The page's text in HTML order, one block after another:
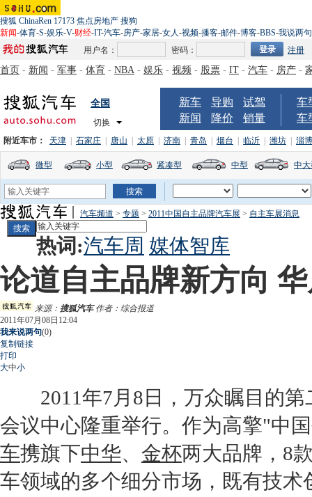
搜狐 ChinaRen 17173 焦点房地产 搜狗
新闻-体育-S-娱乐-V-财经-IT-汽车-房产-家居-女人-视频-播客-邮件-博客-BBS-我说两句
用户名：
密码： 注册
首页 - 新闻 - 军事 - 体育 - NBA - 娱乐 - 视频 - 股票 - IT - 汽车 - 房产 -
全国
切换
新车 导购
试驾
新闻
降价 销量
车
车
附近车市： 天津 石家庄 唐山 太原 济南 青岛 烟台 临沂 潍坊 淄博
微型 小型 紧凑型 中型 中
汽车频道 > 专题 > 2011中国自主品牌汽车展 > 自主车展消息
热词:汽车周 媒体智库
论道自主品牌新方向
来源： 搜狐汽车作者：综合报道
2011年07月08日12:04
我来说两句(0)
复制链接
打印
大中小
2011年7月8日，万众瞩目的第
会议中心隆重举行。作为高擎"中
车携旗下中华、 金杯两大品牌，8
车领域的多个细分市场，既有技